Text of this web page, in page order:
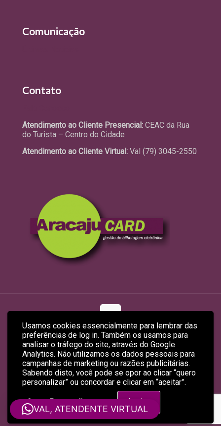
Usamos cookies essencialmente para lembrar das
preferências de log in. Também os usamos para
analisar o tráfego do site, através do Google
Analytics. Não utilizamos os dados pessoais para
campanhas de marketing ou razões publicitárias.
Sabendo disto, você pode se opor ao clicar “quero
personalizar” ou concordar e clicar em “aceitar”.
Quero Personalizar Aceitar
Comunicação
Contato
Atendimento ao Cliente Presencial: CEAC da Rua
do Turista – Centro do Cidade
Atendimento ao Cliente Virtual: Val (79) 3045-2550
© 2026 ARACAJUCARD LTDA
Site Produzido porEmpreendex.com&Baruk Soft
VAL, ATENDENTE VIRTUAL